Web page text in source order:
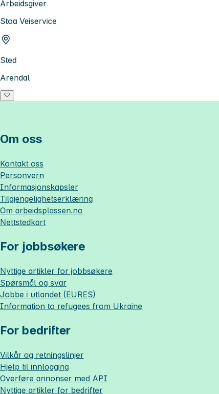
Arbeidsgiver
Stoa Veiservice
Sted
Arendal
Om oss
Kontakt oss
Personvern
Informasjonskapsler
Tilgjengelighetserklæring
Om arbeidsplassen.no
Nettstedkart
For jobbsøkere
Nyttige artikler for jobbsøkere
Spørsmål og svar
Jobbe i utlandet (EURES)
Information to refugees from Ukraine
For bedrifter
Vilkår og retningslinjer
Hjelp til innlogging
Overføre annonser med API
Nyttige artikler for bedrifter